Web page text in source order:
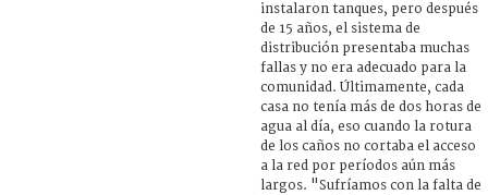
instalaron tanques, pero después
de 15 años, el sistema de
distribución presentaba muchas
fallas y no era adecuado para la
comunidad. Últimamente, cada
casa no tenía más de dos horas de
agua al día, eso cuando la rotura
de los caños no cortaba el acceso
a la red por períodos aún más
largos. "Sufríamos con la falta de